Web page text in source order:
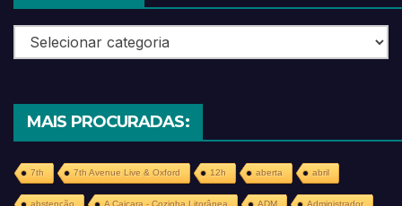
Categorias
MAIS PROCURADAS:
7th 7th Avenue Live & Oxford 12h aberta abril
abstenção A Caiçara - Cozinha Litorânea ADM Administrador